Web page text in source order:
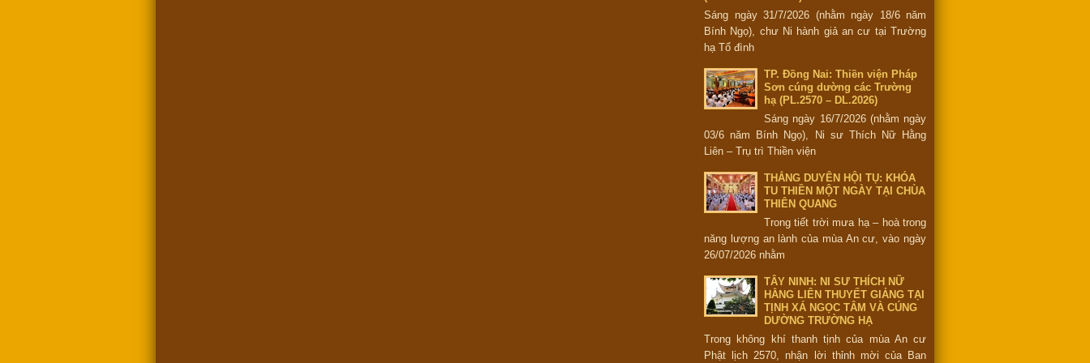
Sáng ngày 31/7/2026 (nhằm ngày 18/6 năm
Bính Ngọ), chư Ni hành giả an cư tại Trường
hạ Tổ đình
TP. Đồng Nai: Thiền viện Pháp
Sơn cúng dường các Trường
hạ (PL.2570 – DL.2026)
Sáng ngày 16/7/2026 (nhằm ngày
03/6 năm Bính Ngọ), Ni sư Thích Nữ Hằng
Liên – Trụ trì Thiền viện
THẮNG DUYÊN HỘI TỤ: KHÓA
TU THIỀN MỘT NGÀY TẠI CHÙA
THIÊN QUANG
Trong tiết trời mưa hạ – hoà trong
năng lượng an lành của mùa An cư, vào ngày
26/07/2026 nhằm
TÂY NINH: NI SƯ THÍCH NỮ
HẰNG LIÊN THUYẾT GIẢNG TẠI
TỊNH XÁ NGỌC TÂM VÀ CÚNG
DƯỜNG TRƯỜNG HẠ
Trong không khí thanh tịnh của mùa An cư
Phật lịch 2570, nhận lời thỉnh mời của Ban